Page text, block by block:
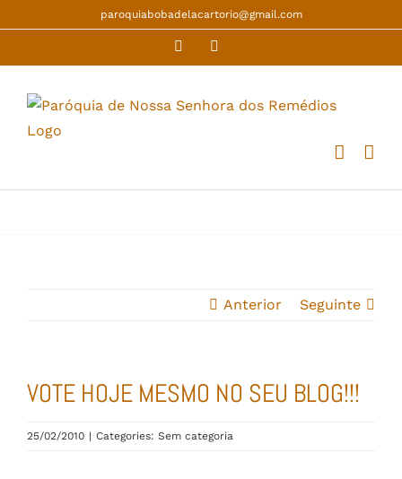
content
paroquiabobadelacartorio@gmail.com
Facebook
Anterior Seguinte
VOTE HOJE MESMO NO SEU BLOG!!!
25/02/2010 | Categories: Sem categoria